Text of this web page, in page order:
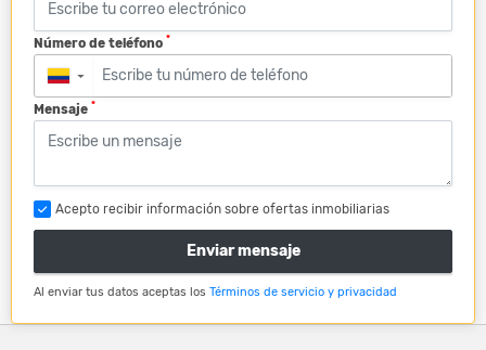
Número de teléfono *
▼
Mensaje *
Acepto recibir información sobre ofertas inmobiliarias
Enviar mensaje
Al enviar tus datos aceptas los Términos de servicio y privacidad